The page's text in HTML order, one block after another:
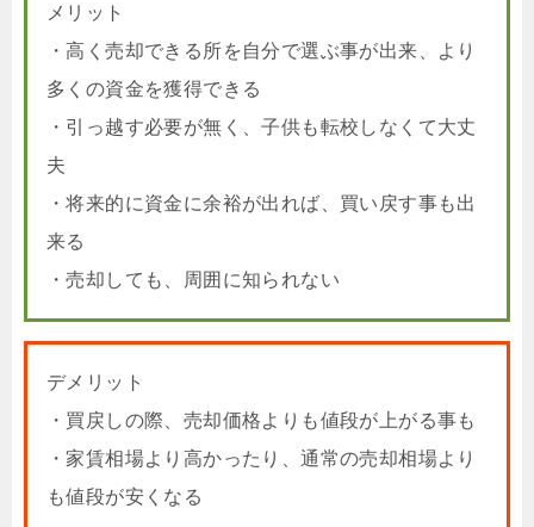
メリット
・高く売却できる所を自分で選ぶ事が出来、より
多くの資金を獲得できる
・引っ越す必要が無く、子供も転校しなくて大丈
夫
・将来的に資金に余裕が出れば、買い戻す事も出
来る
・売却しても、周囲に知られない
デメリット
・買戻しの際、売却価格よりも値段が上がる事も
・家賃相場より高かったり、通常の売却相場より
も値段が安くなる